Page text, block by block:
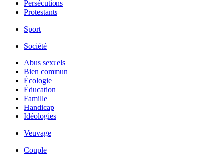
Persécutions
Protestants
Sport
Société
Abus sexuels
Bien commun
Écologie
Éducation
Famille
Handicap
Idéologies
Veuvage
Couple